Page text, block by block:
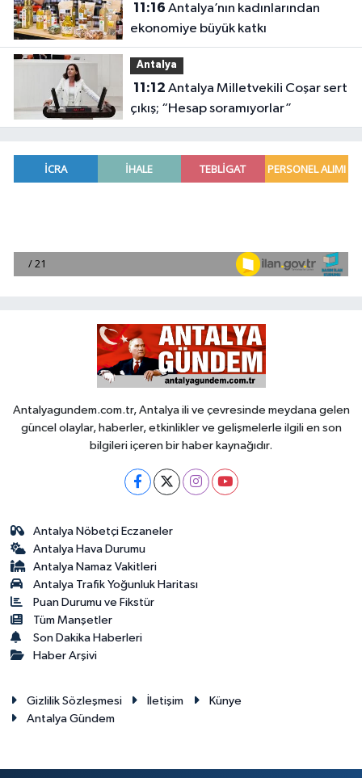
11:16
ekonomiye büyük katkı
Antalya
11:12
çıkış; “Hesap soramıyorlar”
Antalyagundem.com.tr, Antalya ili ve çevresinde meydana gelen
güncel olaylar, haberler, etkinlikler ve gelişmelerle ilgili en son
bilgileri içeren bir haber kaynağıdır.
Antalya Nöbetçi Eczaneler
Antalya Hava Durumu
Antalya Namaz Vakitleri
Antalya Trafik Yoğunluk Haritası
Puan Durumu ve Fikstür
Tüm Manşetler
Son Dakika Haberleri
Haber Arşivi
Gizlilik Sözleşmesi İletişim
Künye
Antalya Gündem